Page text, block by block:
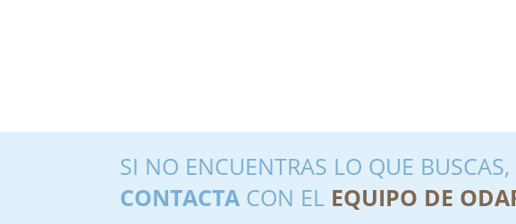
SI NO ENCUENTRAS LO QUE BUSCAS,
CONTACTA CON EL EQUIPO DE